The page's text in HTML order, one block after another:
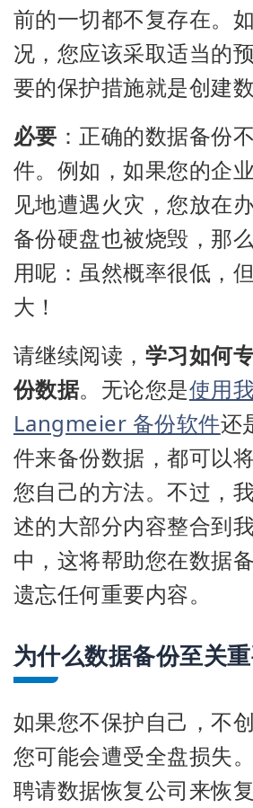
前的一切都不复存在。
况，您应该采取适当的
要的保护措施就是创建数
必要 ：正确的数据备份
件。例如，如果您的企
见地遭遇火灾，您放在
备份硬盘也被烧毁，那
用呢：虽然概率很低，
大！
请继续阅读， 学习如何
份数据。无论您是使用
Langmeier 备份软件还
件来备份数据，都可以
您自己的方法。不过，
述的大部分内容整合到
中，这将帮助您在数据
遗忘任何重要内容。
为什么数据备份至关重
如果您不保护自己，不
您可能会遭受全盘损失
聘请数据恢复公司来恢